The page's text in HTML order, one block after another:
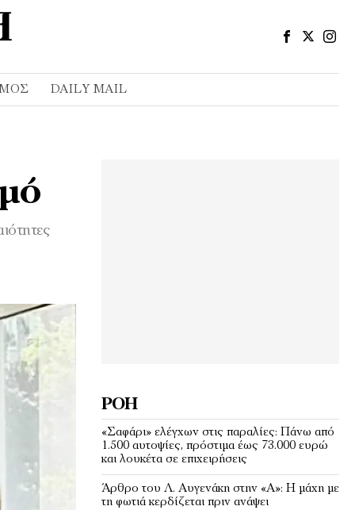
DAILY MAIL
ΡΟΉ
«Σαφάρι» ελέγχων στις παραλίες: Πάνω από
1.500 αυτοψίες, πρόστιμα έως 73.000 ευρώ
και λουκέτα σε επιχειρήσεις
Άρθρο του Λ. Αυγενάκη στην «Α»: Η μάχη με
τη φωτιά κερδίζεται πριν ανάψει